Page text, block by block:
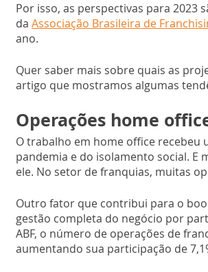
Por isso, as perspectivas para 2023
da Associação Brasileira de
ano.
Quer saber mais sobre quais as
artigo que mostramos algumas
Operações home
O trabalho em home office
pandemia e do isolamento social. E
ele. No setor de franquias, muitas
Outro fator que contribui para o
gestão completa do negócio por
ABF, o número de operações de
aumentando sua participação de